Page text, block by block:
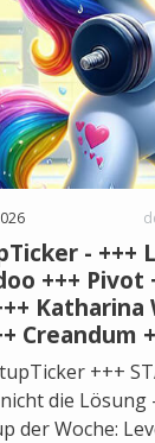
- +++
+++ Pivot
Katharina
Creandum
+++
die Lösung
der Woche: